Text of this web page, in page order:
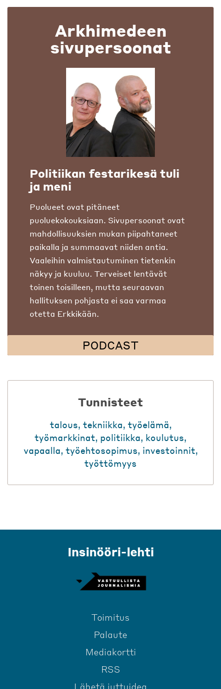
Arkhimedeen
sivupersoonat
Politiikan festarikesä tuli
ja meni
Puolueet ovat pitäneet
puoluekokouksiaan. Sivupersoonat ovat
mahdollisuuksien mukan piipahtaneet
paikalla ja summaavat niiden antia.
Vaaleihin valmistautuminen tietenkin
näkyy ja kuuluu. Terveiset lentävät
toinen toisilleen, mutta seuraavan
hallituksen pohjasta ei saa varmaa
otetta Erkkikään.
PODCAST
Tunnisteet
talous, tekniikka, työelämä,
työmarkkinat, politiikka, koulutus,
vapaalla, työehtosopimus, investoinnit,
työttömyys
Insinööri-lehti
Toimitus
Palaute
Mediakortti
RSS
Lähetä juttuidea